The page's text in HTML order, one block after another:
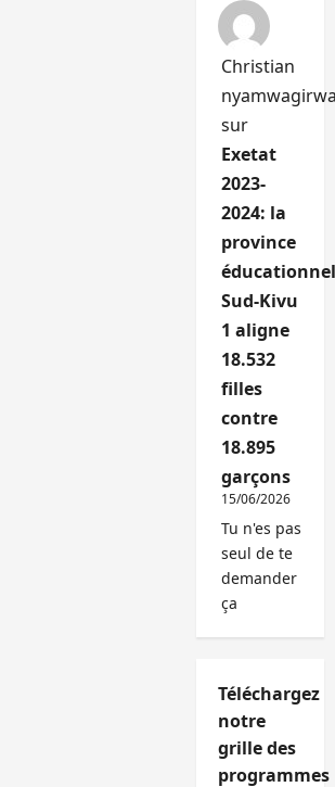
Christian
sur
Exetat
2023-
2024: la
province
Sud-Kivu
1 aligne
18.532
filles
contre
18.895
garçons
15/06/2026
Tu n'es pas
seul de te
demander
ça
Téléchargez
notre
grille des
programmes